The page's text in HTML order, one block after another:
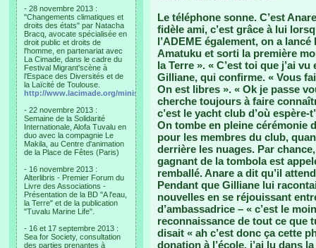
- 28 novembre 2013 :
"Changements climatiques et
droits des états" par Natacha
Bracq, avocate spécialisée en
droit public et droits de
l'homme, en partenariat avec
La Cimade, dans le cadre du
Festival Migrant'scène à
l'Espace des Diversités et de
la Laïcité de Toulouse.
http://www.lacimade.org/minisites/migrantscene
- 22 novembre 2013 :
Semaine de la Solidarité
Internationale, Alofa Tuvalu en
duo avec la compagnie Le
Makila, au Centre d'animation
de la Place de Fêtes (Paris)
- 16 novembre 2013 :
Alterlibris - Premier Forum du
Livre des Associations -
Présentation de la BD "A l'eau,
la Terre" et de la publication
"Tuvalu Marine Life".
- 16 et 17 septembre 2013 :
Sea for Society, consultation
des parties prenantes à
Le téléphone sonne. C’est
fidèle ami, c’est grâce à lui
l’ADEME également, on a
Amatuku et sorti la première
la Terre ». « C’est toi que j’ai
Gilliane, qui confirme. « Vous
On est libres ». « Ok je passe
cherche toujours à faire
c’est le yacht club d’où
On tombe en pleine cérémonie
pour les membres du club,
derrière les nuages. Par
gagnant de la tombola est
remballé. Anare a dit qu’il
Pendant que Gilliane lui
nouvelles en se réjouissant
d’ambassadrice – « c’est le
reconnaissance de tout ce que
disait « ah c’est donc ça cette
donation à l’école, j’ai lu dans